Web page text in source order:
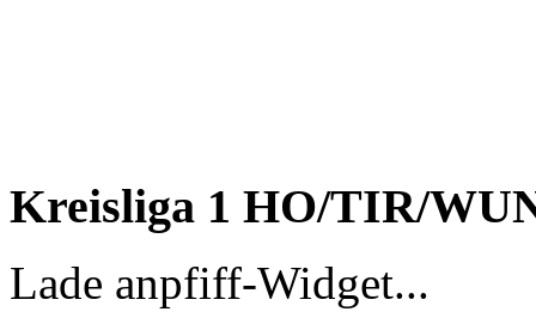
Kreisliga 1 HO/TIR/
Lade anpfiff-Widget...